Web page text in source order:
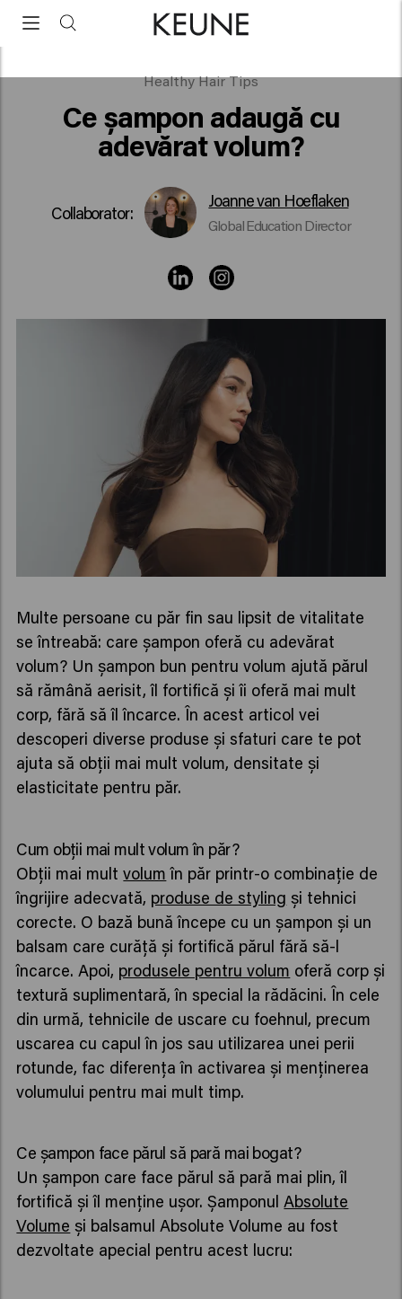
Ce șampon adaugă cu adevărat volum?Healthy Hair Tips
Ce șampon adaugă cu
adevărat volum?
Collaborator:
Joanne van Hoeflaken
Global Education Director
Multe persoane cu păr fin sau lipsit de vitalitate
se întreabă: care șampon oferă cu adevărat
volum? Un șampon bun pentru volum ajută părul
să rămână aerisit, îl fortifică și îi oferă mai mult
corp, fără să îl încarce. În acest articol vei
descoperi diverse produse și sfaturi care te pot
ajuta să obții mai mult volum, densitate și
elasticitate pentru păr.
Cum obții mai mult volum în păr?
Obții mai multvolum în păr printr-o combinație de
îngrijire adecvată, produse de styling și tehnici
corecte. O bază bună începe cu un șampon și un
balsam care curăță și fortifică părul fără să-l
încarce. Apoi, produsele pentru volum oferă corp și
textură suplimentară, în special la rădăcini. În cele
din urmă, tehnicile de uscare cu foehnul, precum
uscarea cu capul în jos sau utilizarea unei perii
rotunde, fac diferența în activarea și menținerea
volumului pentru mai mult timp.
Ce șampon face părul să pară mai bogat?
Un șampon care face părul să pară mai plin, îl
fortifică și îl menține ușor. ȘamponulAbsolute
Volume și balsamul Absolute Volume au fost
dezvoltate apecial pentru acest lucru: